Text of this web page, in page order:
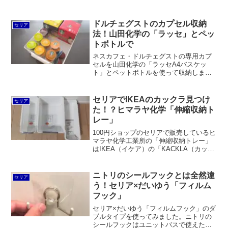
補助板、サカナのほうがマグネット付き
ケーブルホルダーになっています。しか
し、ケーブルがすぐに抜けてしまうので
使い物になりません。
セリア
ドルチェグストのカプセル収納
法！山田化学の「ラッセ」とペッ
トボトルで
ネスカフェ・ドルチェグストの専用カプ
セルを山田化学の「ラッセA4バスケッ
ト」とペットボトルを使って収納しまし
500mlペットボトルを置いて仕切り代わり
にすれば、2個セットのカプセルも分かり
やすく収納できます。
セリア
セリアでIKEAのカックラ見つけ
た！？ヒマラヤ化学「伸縮収納ト
レー」
100円ショップのセリアで販売しているヒ
マラヤ化学工業所の「伸縮収納トレー」
はIKEA（イケア）の「KACKLA（カック
ょっと短く、カトラリーや文房具には深
すぎるため、下着の収納に適していると
思われます。「伸縮キッチン整理トレ
ー」ならちょうど良い深さですが、幅広
が欲しところ。
セリア
ニトリのシールフックとは全然違
う！セリア×だいゆう「フィルム
フック」
セリア×だいゆう「フィルムフック」のダ
ブルタイプを使ってみました。ニトリの
シールフックはユニットバスで使えたの